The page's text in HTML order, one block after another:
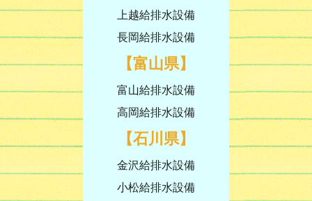
上越給排水設備
長岡給排水設備
【富山県】
富山給排水設備
高岡給排水設備
【石川県】
金沢給排水設備
小松給排水設備